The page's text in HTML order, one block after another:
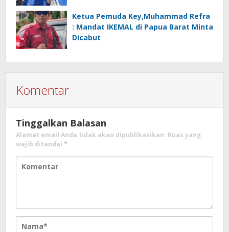
Ketua Pemuda Key,Muhammad Refra
: Mandat IKEMAL di Papua Barat Minta
Dicabut
Komentar
Tinggalkan Balasan
Alamat email Anda tidak akan dipublikasikan. Ruas yang
wajib ditandai *